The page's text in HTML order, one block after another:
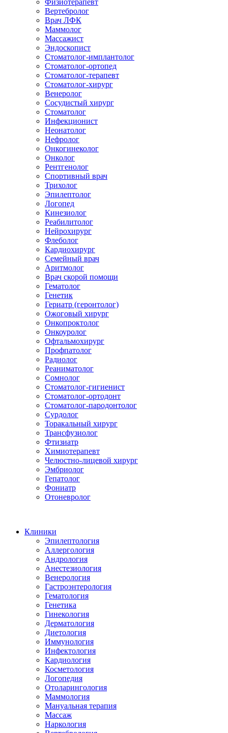
Вертебролог
Врач ЛФК
Маммолог
Массажист
Эндоскопист
Стоматолог-имплантолог
Стоматолог-ортопед
Стоматолог-терапевт
Стоматолог-хирург
Венеролог
Сосудистый хирург
Стоматолог
Инфекционист
Неонатолог
Нефролог
Онкогинеколог
Онколог
Рентгенолог
Спортивный врач
Трихолог
Эпилептолог
Логопед
Кинезиолог
Реабилитолог
Нейрохирург
Флеболог
Кардиохирург
Семейный врач
Аритмолог
Врач скорой помощи
Гематолог
Генетик
Гериатр (геронтолог)
Ожоговый хирург
Онкопроктолог
Онкоуролог
Офтальмохирург
Профпатолог
Радиолог
Реаниматолог
Сомнолог
Стоматолог-гигиенист
Стоматолог-ортодонт
Стоматолог-пародонтолог
Сурдолог
Торакальный хирург
Трансфузиолог
Фтизиатр
Химиотерапевт
Челюстно-лицевой хирург
Эмбриолог
Гепатолог
Фониатр
Отоневролог
Клиники
Эпилептология
Аллергология
Андрология
Анестезиология
Венерология
Гастроэнтерология
Гематология
Генетика
Гинекология
Дерматология
Диетология
Иммунология
Инфектология
Кардиология
Косметология
Логопедия
Отоларингология
Маммология
Мануальная терапия
Массаж
Наркология